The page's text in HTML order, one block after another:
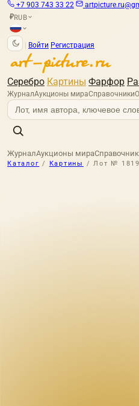
+7 903 743 33 22
₽RUB
Войти Регистрация
Серебро Картины Фарфор
ЖурналАукционы мираСправочники
ЖурналАукционы мира
Каталог / Картины / Лот № 1819